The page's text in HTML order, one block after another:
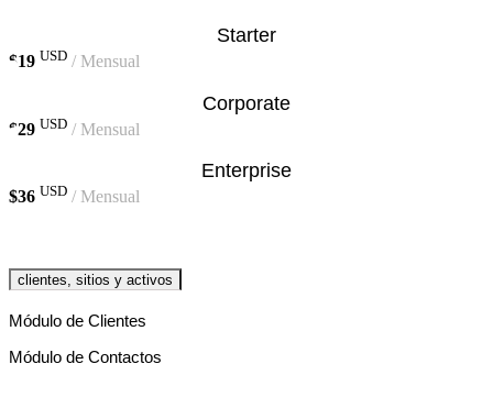
Starter
$19 USD / Mensual
Corporate
$29 USD / Mensual
Enterprise
$36 USD / Mensual
clientes, sitios y activos
Módulo de Clientes
Módulo de Contactos